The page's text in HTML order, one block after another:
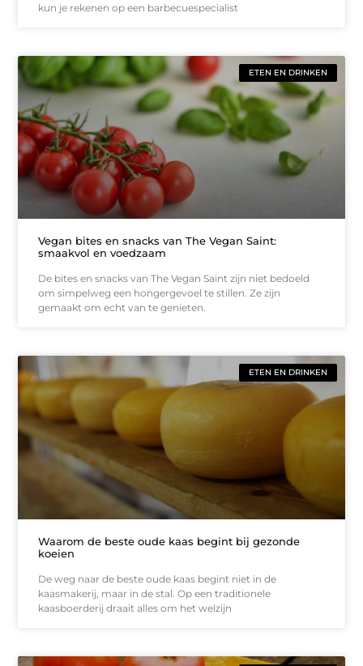
kun je rekenen op een barbecuespecialist
ETEN EN DRINKEN
Vegan bites en snacks van The Vegan Saint:
smaakvol en voedzaam
De bites en snacks van The Vegan Saint zijn niet bedoeld
om simpelweg een hongergevoel te stillen. Ze zijn
gemaakt om echt van te genieten.
ETEN EN DRINKEN
Waarom de beste oude kaas begint bij gezonde
koeien
De weg naar de beste oude kaas begint niet in de
kaasmakerij, maar in de stal. Op een traditionele
kaasboerderij draait alles om het welzijn